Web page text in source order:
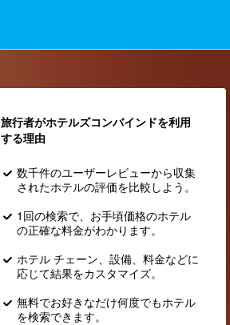
旅行者がホテルズコンバインド​を利用
する理由
数千件のユーザーレビューから収集
されたホテルの評価を比較しよう。
1回の検索で、お手頃価格のホテル
の正確な料金がわかります。
ホテル チェーン、設備、料金などに
応じて結果をカスタマイズ。
無料でお好きなだけ何度でもホテル
を検索できます。